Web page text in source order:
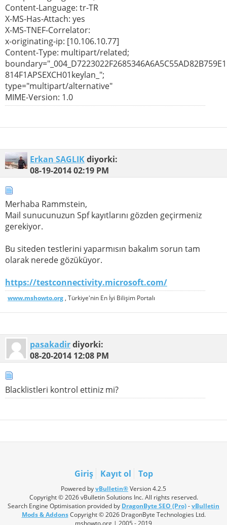
Content-Language: tr-TR
X-MS-Has-Attach: yes
X-MS-TNEF-Correlator:
x-originating-ip: [10.106.10.77]
Content-Type: multipart/related;
814F1APSEXCH01keylan_";
type="multipart/alternative"
MIME-Version: 1.0
Erkan SAGLIKdiyorki:
08-19-201402:19 PM
Merhaba Rammstein,
Mail sunucunuzun Spf kayıtlarını gözden geçirmeniz
gerekiyor.
Bu siteden testlerini yaparmısın bakalım sorun tam
olarak nerede gözüküyor.
https://testconnectivity.microsoft.com/
www.mshowto.org , Türkiye'nin En İyi Bilişim Portalı
pasakadirdiyorki:
08-20-2014 12:08 PM
Blacklistleri kontrol ettiniz mi?
Giriş Kayıt ol Top
Powered byvBulletin®Version 4.2.5
Copyright © 2026 vBulletin Solutions Inc. All rights reserved.
Search Engine Optimisation provided by DragonByte SEO (Pro)-vBulletin
Mods & AddonsCopyright © 2026 DragonByte Technologies Ltd.
mshowto.org | 2005 - 2019